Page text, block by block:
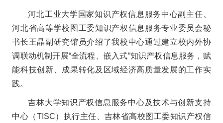
河北工业大学国家知识产权信息服务中心副主任、
河北省高等学校图工委知识产权信息服务专业委员会秘
书长王晶副研究馆员介绍了我校中心通过建立校内外协
调联动机制开展“全流程、嵌入式”知识产权信息服务，赋
能科技创新、成果转化及区域经济高质量发展的工作实
践。
吉林大学知识产权信息服务中心及技术与创新支持
中心（TISC）执行主任、吉林省高校图工委知识产权信